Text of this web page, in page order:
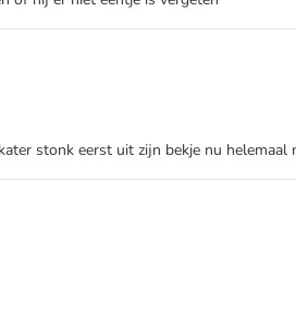
stonk eerst uit zijn bekje nu helemaal